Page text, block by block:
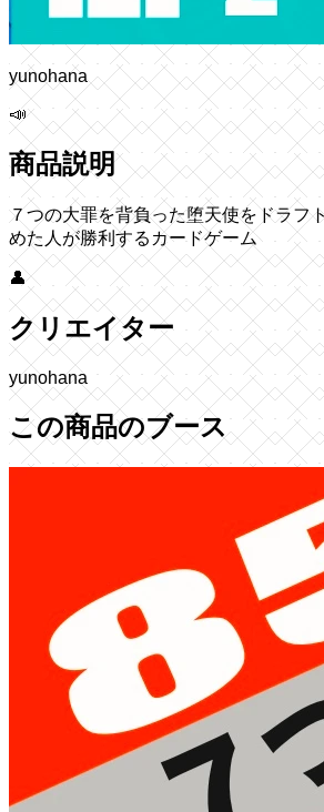
yunohana
📣
商品説明
７つの大罪を背負った堕天使をドラフ
めた人が勝利するカードゲーム
👤
クリエイター
yunohana
この商品のブース